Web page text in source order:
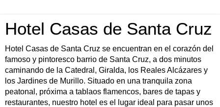
Hotel Casas de Santa Cruz
Hotel Casas de Santa Cruz se encuentran en el corazón del
famoso y pintoresco barrio de Santa Cruz, a dos minutos
caminando de la Catedral, Giralda, los Reales Alcázares y
los Jardines de Murillo. Situado en una tranquila zona
peatonal, próxima a tablaos flamencos, bares de tapas y
restaurantes, nuestro hotel es el lugar ideal para pasar unos